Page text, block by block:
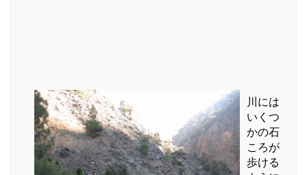
川には
いくつ
かの石
ころが
歩ける